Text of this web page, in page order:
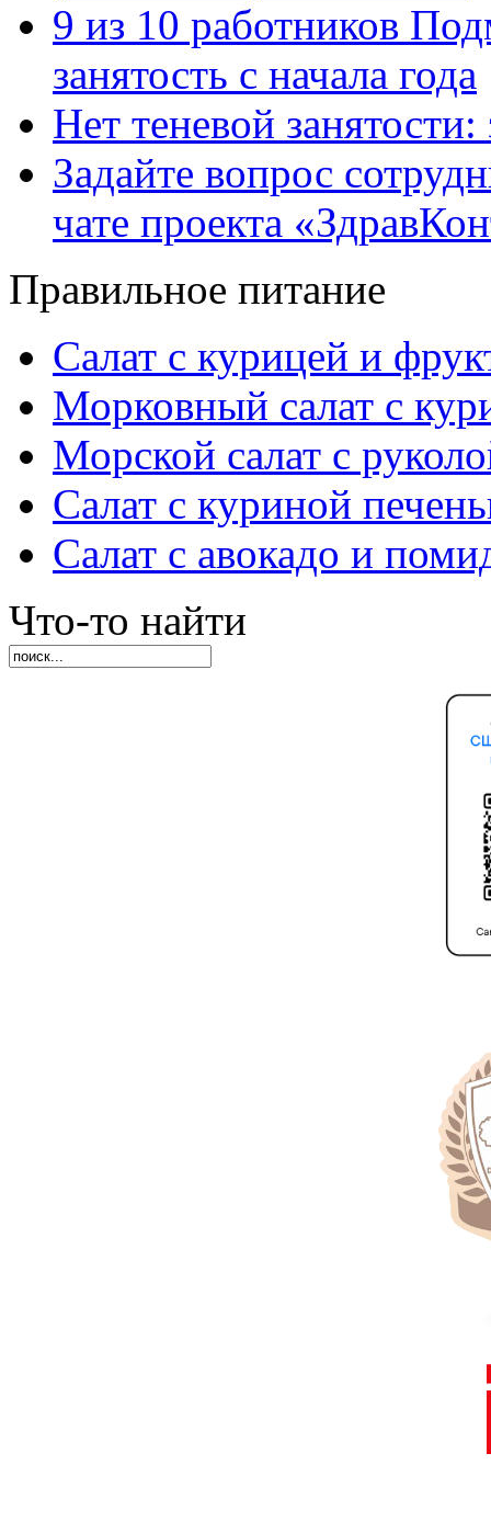
9 из 10 работников
занятость с начала года
Нет теневой
Задайте вопрос
чате проекта
Правильное питание
Салат с курицей и
Морковный салат с
Морской салат с
Салат с куриной
Салат с авокадо и
Что-то найти